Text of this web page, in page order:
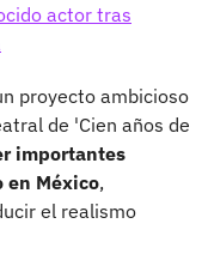
actor tras
proyecto ambicioso
de 'Cien años de
importantes
en México,
el realismo